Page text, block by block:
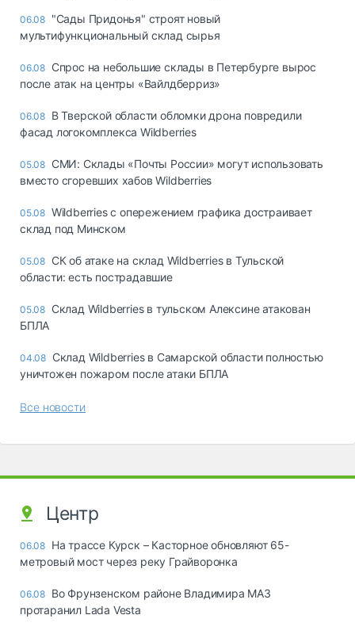
06.08 "Сады Придонья" строят новый
мультифункциональный склад сырья
06.08 Спрос на небольшие склады в Петербурге вырос
после атак на центры «Вайлдберриз»
06.08 В Тверской области обломки дрона повредили
фасад логокомплекса Wildberries
05.08 СМИ: Склады «Почты России» могут использовать
вместо сгоревших хабов Wildberries
05.08 Wildberries с опережением графика достраивает
склад под Минском
05.08 СК об атаке на склад Wildberries в Тульской
области: есть пострадавшие
05.08 Склад Wildberries в тульском Алексине атакован
БПЛА
04.08 Склад Wildberries в Самарской области полностью
уничтожен пожаром после атаки БПЛА
Все новости
Центр
06.08 На трассе Курск – Касторное обновляют 65-
метровый мост через реку Грайворонка
06.08 Во Фрунзенском районе Владимира МАЗ
протаранил Lada Vesta